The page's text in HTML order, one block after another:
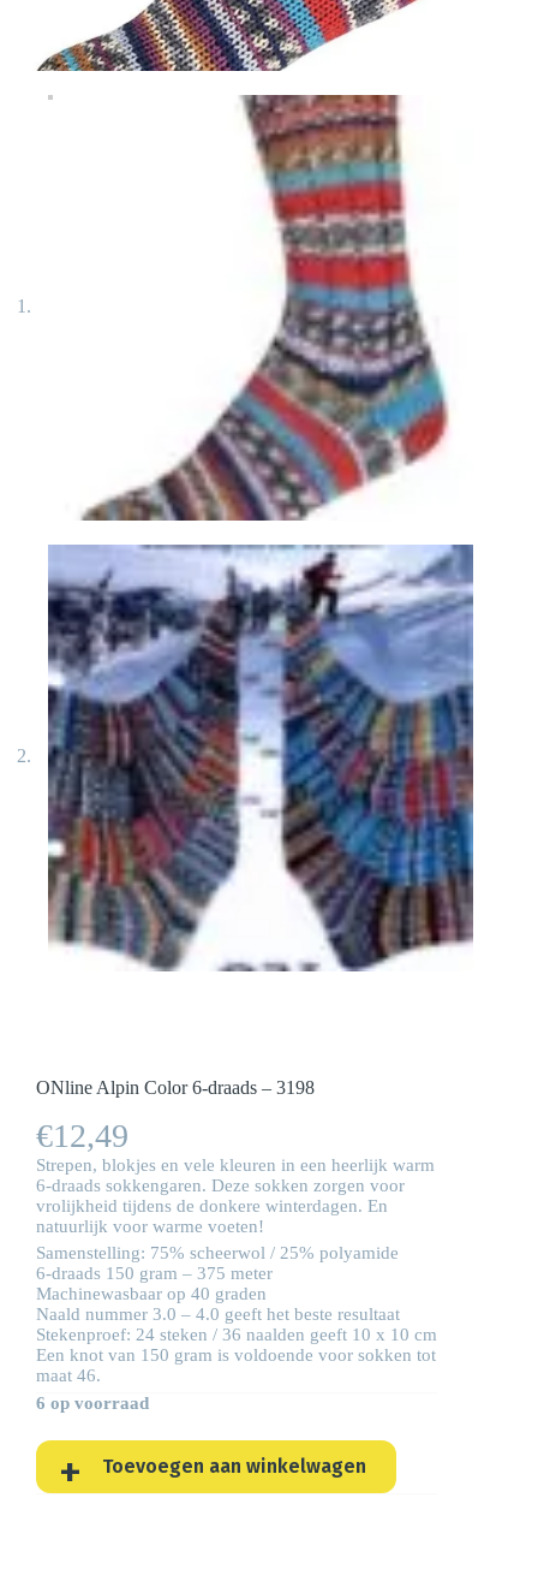
ONline Alpin Color 6-draads – 3198
€12,49
Strepen, blokjes en vele kleuren in een heerlijk warm
6-draads sokkengaren. Deze sokken zorgen voor
vrolijkheid tijdens de donkere winterdagen. En
natuurlijk voor warme voeten!
Samenstelling: 75% scheerwol / 25% polyamide
6-draads 150 gram – 375 meter
Machinewasbaar op 40 graden
Naald nummer 3.0 – 4.0 geeft het beste resultaat
Stekenproef: 24 steken / 36 naalden geeft 10 x 10 cm
Een knot van 150 gram is voldoende voor sokken tot
maat 46.
6 op voorraad
Toevoegen aan winkelwagen